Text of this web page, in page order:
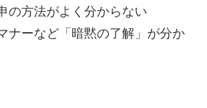
の方法がよく分からない
ナーなど「暗黙の了解」が分か